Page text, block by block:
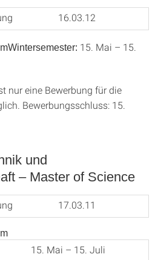
16.03.12
15. Mai – 15.
nur eine Bewerbung für die
Bewerbungsschluss: 15.
und
– Master of Science
17.03.11
15. Mai – 15. Juli